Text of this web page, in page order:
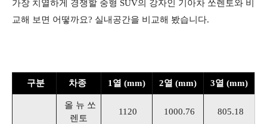
가장 치열하게 경쟁할 중형 SUV의 강자인 기아차 쏘렌토와 비
교해 보면 어떻까요? 실내공간을 비교해 봤습니다.
구분 차종 1열 (mm) 2열 (mm) 3열 (mm)
올 뉴 쏘
렌토
1120 1000.76 805.18